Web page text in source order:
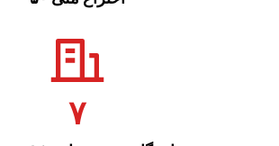
۷